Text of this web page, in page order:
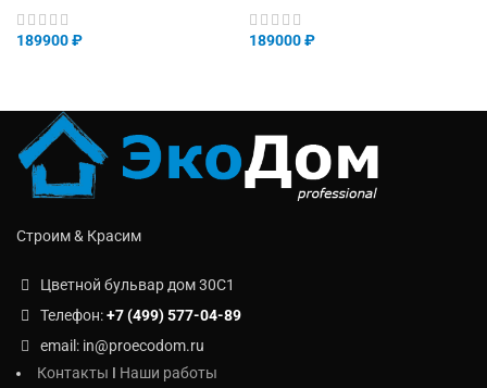
189900₽ 189000₽
Строим & Красим
Цветной бульвар дом 30C1
Телефон:+7 (499) 577-04-89
email: in@proecodom.ru
Контакты I Наши работы